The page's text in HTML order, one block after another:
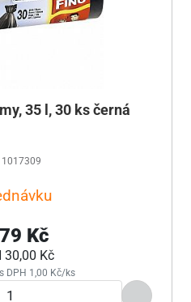
35 l, 30 ks černá
1017309
Kč
30,00 Kč
DPH 1,00 Kč/ks